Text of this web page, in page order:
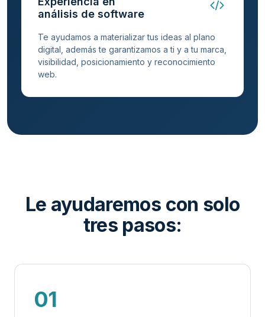
análisis de software
Te ayudamos a materializar tus ideas al plano
digital, además te garantizamos a ti y a tu marca,
visibilidad, posicionamiento y reconocimiento
web.
Le ayudaremos con solo
tres pasos:
01